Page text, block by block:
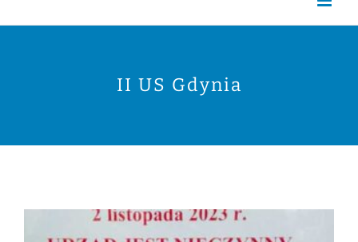
II US Gdynia